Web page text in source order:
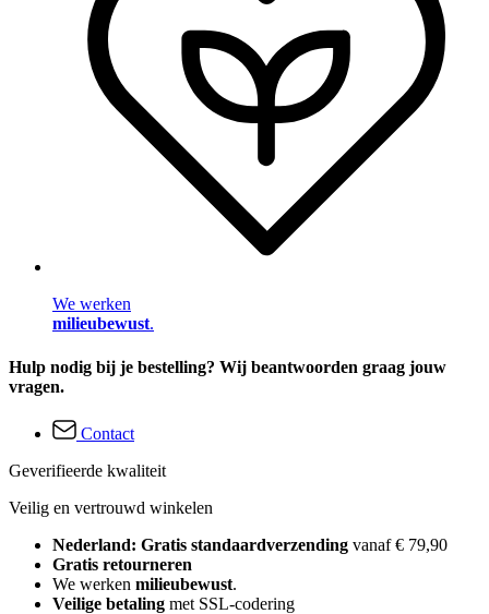
We werken
milieubewust.
Hulp nodig bij je bestelling? Wij beantwoorden graag jouw
vragen.
Contact
Geverifieerde kwaliteit
Veilig en vertrouwd winkelen
Nederland: Gratis standaardverzending vanaf € 79,90
Gratis retourneren
We werken milieubewust.
Veilige betaling met SSL-codering